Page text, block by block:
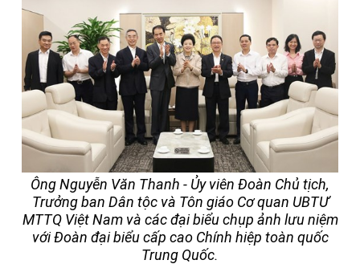
Ông Nguyễn Văn Thanh - Ủy viên Đoàn Chủ tịch,
Trưởng ban Dân tộc và Tôn giáo Cơ quan UBTƯ
MTTQ Việt Nam và các đại biểu chụp ảnh lưu niệm
với Đoàn đại biểu cấp cao Chính hiệp toàn quốc
Trung Quốc.